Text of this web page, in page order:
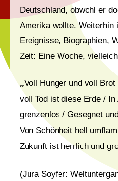
Deutschland, obwohl er
Amerika wollte. Weiterhin
Ereignisse, Biographien,
Zeit: Eine Woche,
„Voll Hunger und voll
voll Tod ist diese Erde /
grenzenlos / Gesegnet
Von Schönheit hell
Zukunft ist herrlich und
(Jura Soyfer: